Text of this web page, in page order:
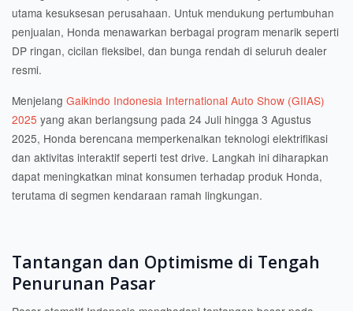
utama kesuksesan perusahaan. Untuk mendukung pertumbuhan
penjualan, Honda menawarkan berbagai program menarik seperti
DP ringan, cicilan fleksibel, dan bunga rendah di seluruh dealer
resmi.
Menjelang Gaikindo Indonesia International Auto Show (GIIAS)
2025 yang akan berlangsung pada 24 Juli hingga 3 Agustus
2025, Honda berencana memperkenalkan teknologi elektrifikasi
dan aktivitas interaktif seperti test drive. Langkah ini diharapkan
dapat meningkatkan minat konsumen terhadap produk Honda,
terutama di segmen kendaraan ramah lingkungan.
Tantangan dan Optimisme di Tengah
Penurunan Pasar